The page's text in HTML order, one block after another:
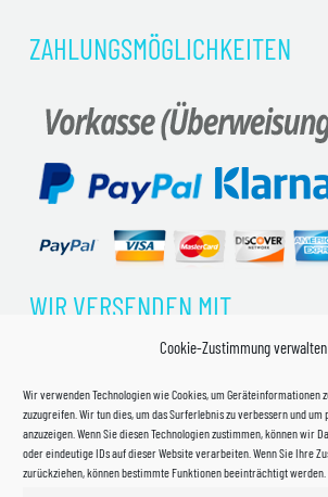
Cookie-Zustimmung verwalten
Wir verwenden Technologien wie Cookies, um Geräteinformationen
zuzugreifen. Wir tun dies, um das Surferlebnis zu verbessern und
anzuzeigen. Wenn Sie diesen Technologien zustimmen, können wir
oder eindeutige IDs auf dieser Website verarbeiten. Wenn Sie Ihre
zurückziehen, können bestimmte Funktionen beeinträchtigt werden.
ZAHLUNGSMÖGLICHKEITEN
WIR VERSENDEN MIT